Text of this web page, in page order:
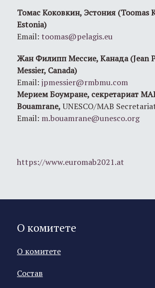
Томас Коковкин, Эстония (Toomas
Estonia)
Email: toomas@pelagis.eu
Жан Филипп Мессие, Канада (Jean
Messier, Canada)
Email: jpmessier@rmbmu.com
Мерием Боумране, секретариат
Bouamrane,UNESCO/MAB
Email: m.bouamrane@unesco.org
https://www.euromab2021.at
О комитете
О комитете
Состав